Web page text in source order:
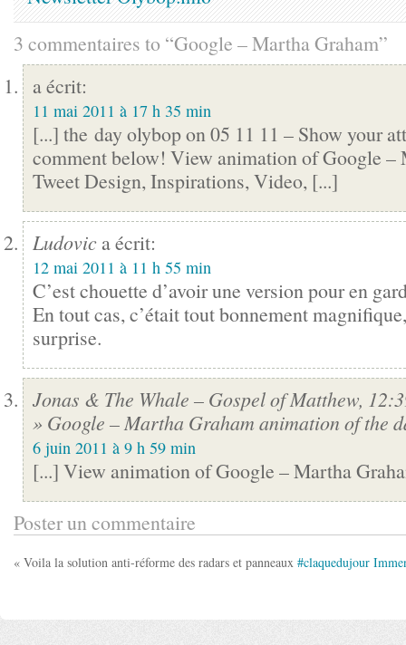
3 commentaires to “Google – Martha Graham”
a écrit:
11 mai 2011 à 17 h 35 min
[...] the day olybop on 05 11 11 – Show your
comment below! View ani­ma­tion of Google –
Tweet Design, Inspirations, Video, [...]
Ludovic a écrit:
12 mai 2011 à 11 h 55 min
C’est chouette d’avoir une version pour en
En tout cas, c’était tout bonnement
surprise.
Jonas & The Whale – Gospel of Matthew,
» Google – Martha Graham animation of the
6 juin 2011 à 9 h 59 min
[...] View animation of Google – Martha
Poster un commentaire
« Voila la solution anti-réforme des radars et panneaux #claquedujour